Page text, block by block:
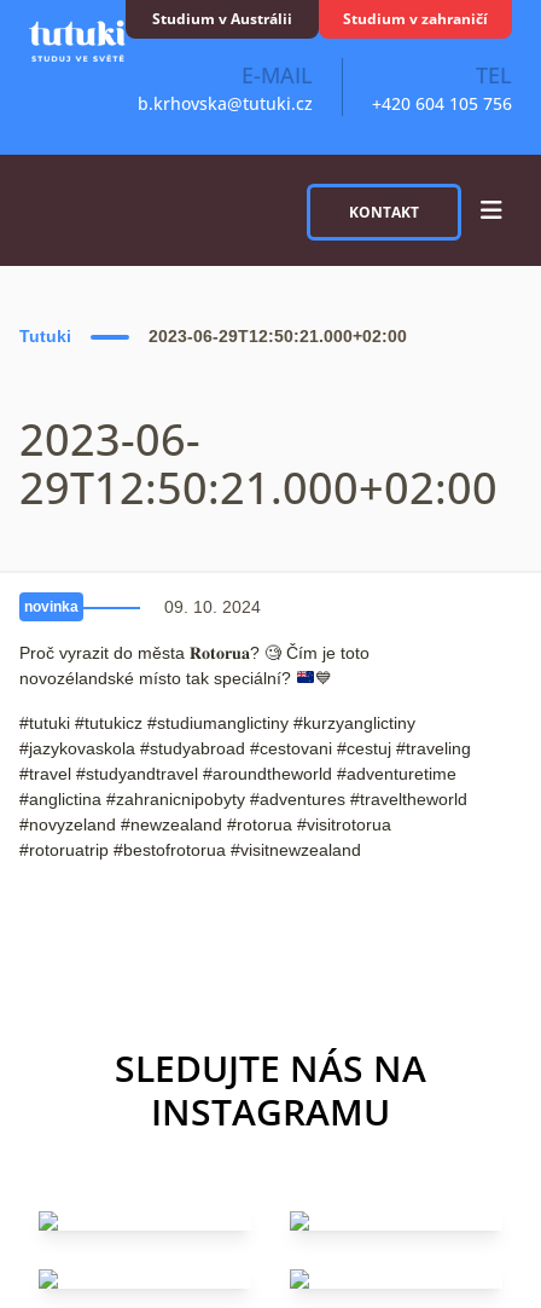
Studium v Austrálii Studium v zahraničí
E-MAIL
b.krhovska@tutuki.cz
TEL
+420 604 105 756
KONTAKT
Tutuki 2023-06-29T12:50:21.000+02:00
2023-06-
29T12:50:21.000+02:00
novinka 09. 10. 2024
Proč vyrazit do města 𝐑𝐨𝐭𝐨𝐫𝐮𝐚? 🧐 Čím je toto
novozélandské místo tak speciální?
💙
#tutuki #tutukicz #studiumanglictiny #kurzyanglictiny
#jazykovaskola #studyabroad #cestovani #cestuj #traveling
#travel #studyandtravel #aroundtheworld #adventuretime
#anglictina #zahranicnipobyty #adventures #traveltheworld
#novyzeland #newzealand #rotorua #visitrotorua
#rotoruatrip #bestofrotorua #visitnewzealand
SLEDUJTE NÁS NA
INSTAGRAMU